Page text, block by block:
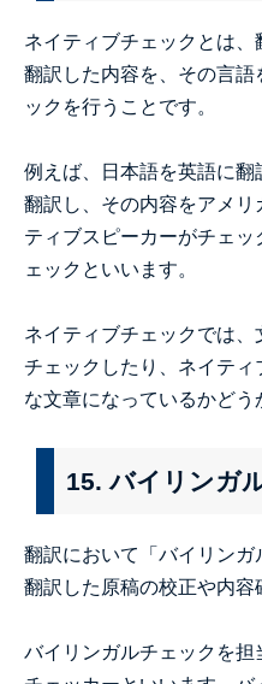
ネイティブチェックとは
翻訳した内容を、その言語
ックを行うことです。
例えば、日本語を英語に
翻訳し、その内容をアメリ
ティブスピーカーがチェ
ェックといいます。
ネイティブチェックでは
チェックしたり、ネイテ
な文章になっているかどう
15. バイリンガ
翻訳において「バイリン
翻訳した原稿の校正や内容
バイリンガルチェックを